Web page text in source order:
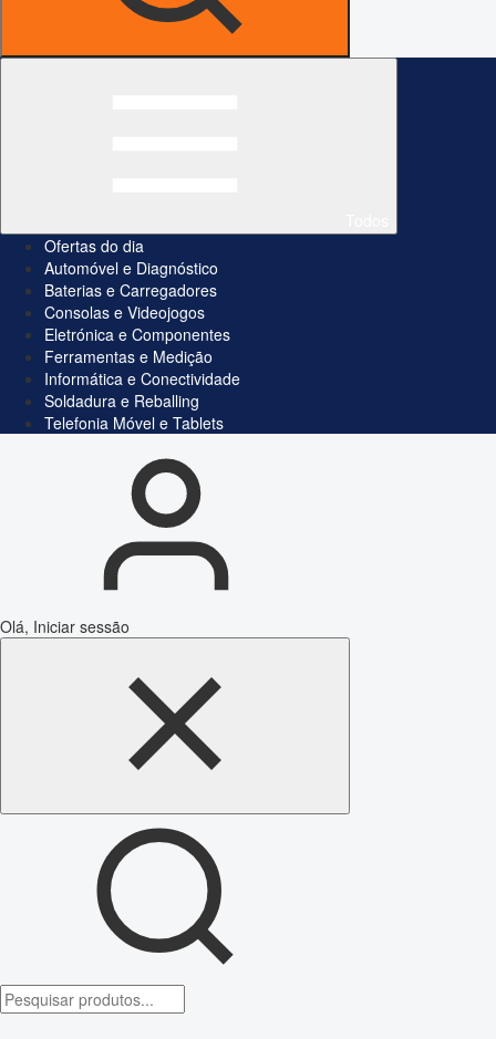
Ofertas do dia
Automóvel e Diagnóstico
Baterias e Carregadores
Consolas e Videojogos
Eletrónica e Componentes
Ferramentas e Medição
Informática e Conectividade
Soldadura e Reballing
Telefonia Móvel e Tablets
Olá, Iniciar sessão